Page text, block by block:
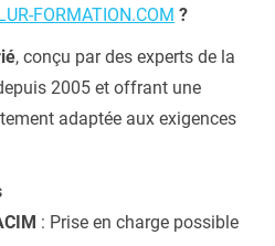
FORMATION.COM ?
, conçu par des experts de la
2005 et offrant une
adaptée aux exigences
: Prise en charge possible